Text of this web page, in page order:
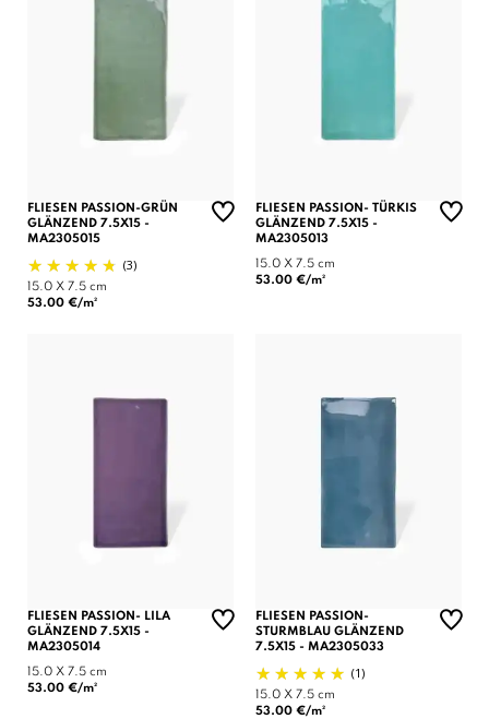
FLIESEN PASSION-GRÜN
GLÄNZEND 7.5X15 -
MA2305015
(3)
15.0 X 7.5 cm
53.00 €/m²
FLIESEN PASSION- TÜRKIS
GLÄNZEND 7.5X15 -
MA2305013
15.0 X 7.5 cm
53.00 €/m²
FLIESEN PASSION- LILA
GLÄNZEND 7.5X15 -
MA2305014
15.0 X 7.5 cm
53.00 €/m²
FLIESEN PASSION-
STURMBLAU GLÄNZEND
7.5X15 - MA2305033
(1)
15.0 X 7.5 cm
53.00 €/m²